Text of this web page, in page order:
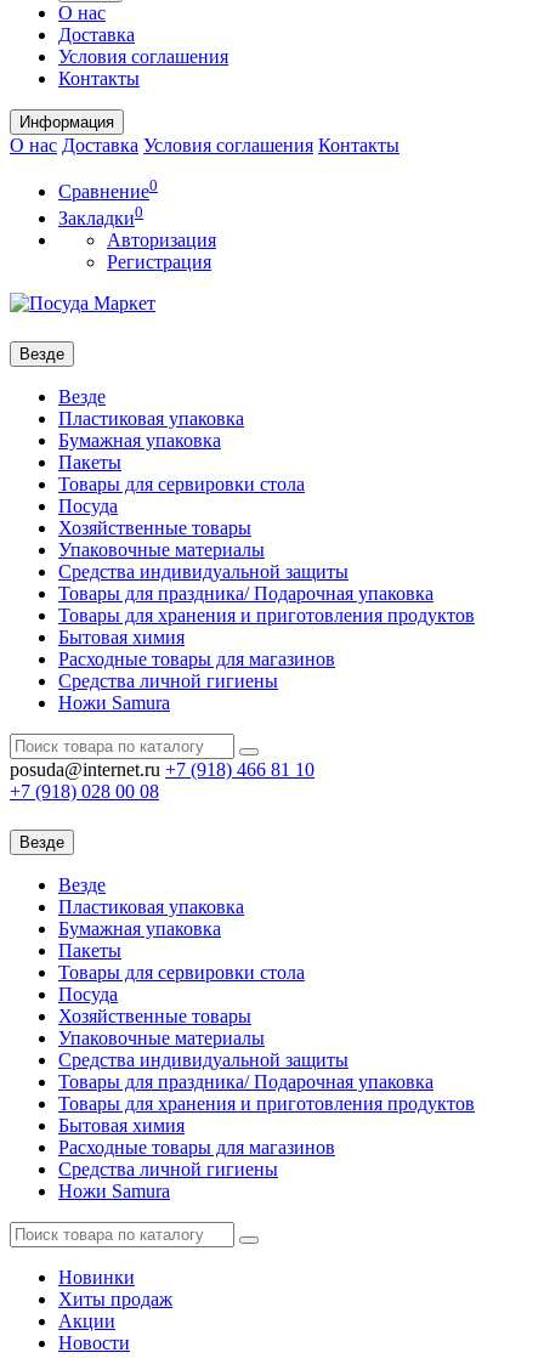
О нас
Доставка
Условия соглашения
Контакты
Информация
О нас Доставка Условия соглашения Контакты
Сравнение0
Закладки0
Авторизация
Регистрация
Везде
Везде
Пластиковая упаковка
Бумажная упаковка
Пакеты
Товары для сервировки стола
Посуда
Хозяйственные товары
Упаковочные материалы
Средства индивидуальной защиты
Товары для праздника/ Подарочная упаковка
Товары для хранения и приготовления продуктов
Бытовая химия
Расходные товары для магазинов
Средства личной гигиены
Ножи Samura
posuda@internet.ru +7 (918) 466 81 10
+7 (918) 028 00 08
Везде
Везде
Пластиковая упаковка
Бумажная упаковка
Пакеты
Товары для сервировки стола
Посуда
Хозяйственные товары
Упаковочные материалы
Средства индивидуальной защиты
Товары для праздника/ Подарочная упаковка
Товары для хранения и приготовления продуктов
Бытовая химия
Расходные товары для магазинов
Средства личной гигиены
Ножи Samura
Новинки
Хиты продаж
Акции
Новости